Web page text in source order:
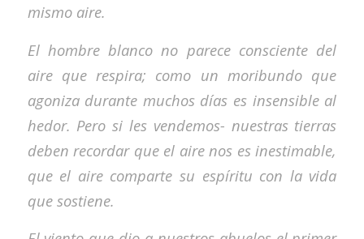
mismo aire.
El hombre blanco no parece consciente del
aire que respira; como un moribundo que
agoniza durante muchos días es insensible al
hedor. Pero si les vendemos- nuestras tierras
deben recordar que el aire nos es inestimable,
que el aire comparte su espíritu con la vida
que sostiene.